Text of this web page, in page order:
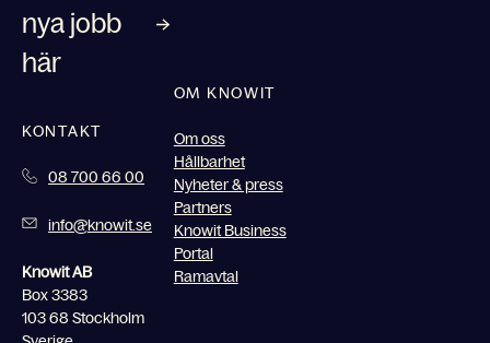
nya jobb
här
KONTAKT
08 700 66 00
info@knowit.se
Knowit AB
Box 3383
103 68 Stockholm
OM KNOWIT
Om oss
Hållbarhet
Nyheter & press
Partners
Knowit Business
Portal
Ramavtal